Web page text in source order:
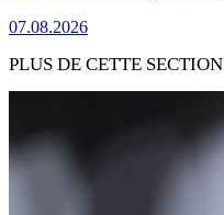
07.08.2026
PLUS DE CETTE SECTION